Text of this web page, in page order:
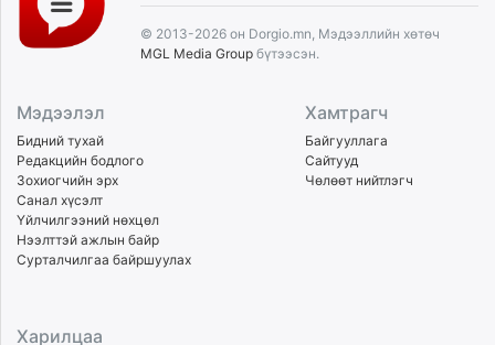
© 2013-2026 он Dorgio.mn, Мэдээллийн хөтөч
MGL Media Group бүтээсэн.
Мэдээлэл
Бидний тухай
Редакцийн бодлого
Зохиогчийн эрх
Санал хүсэлт
Үйлчилгээний нөхцөл
Нээлттэй ажлын байр
Сурталчилгаа байршуулах
Хамтрагч
Байгууллага
Сайтууд
Чөлөөт нийтлэгч
Харилцаа